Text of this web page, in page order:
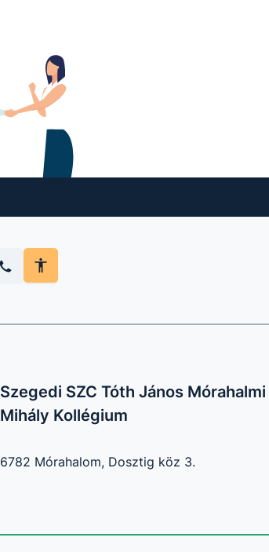
Szegedi SZC Tóth János
Mihály Kollégium
6782 Mórahalom, Dosztig köz 3.